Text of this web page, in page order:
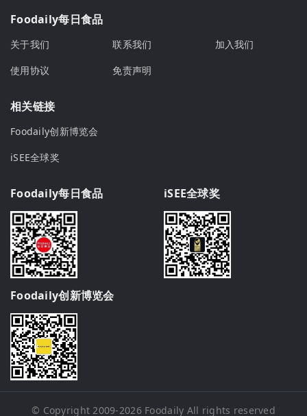
Foodaily每日食品
关于我们 联系我们
加入我们
使用协议
免责声明
相关链接
Foodaily创新博览会
iSEE全球奖
Foodaily每日食品 iSEE全球奖
Foodaily创新博览会
© Copyright 2009-2026 Foodaily All rights reserved